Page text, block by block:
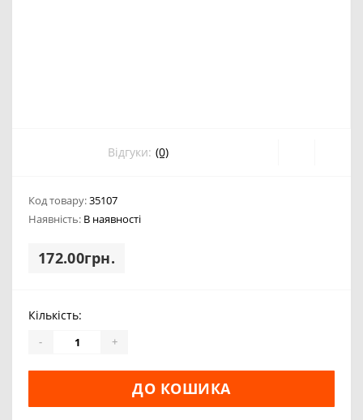
Відгуки: (0)
Код товару:35107
Наявність: В наявності
172.00грн.
Кількість:
- +
ДО КОШИКА